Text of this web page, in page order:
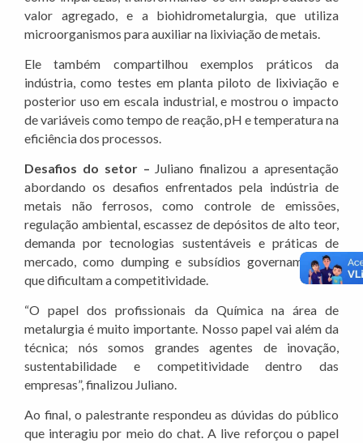
valor agregado, e a biohidrometalurgia, que utiliza
microorganismos para auxiliar na lixiviação de metais.
Ele também compartilhou exemplos práticos da
indústria, como testes em planta piloto de lixiviação e
posterior uso em escala industrial, e mostrou o impacto
de variáveis como tempo de reação, pH e temperatura na
eficiência dos processos.
Desafios do setor – Juliano finalizou a apresentação
abordando os desafios enfrentados pela indústria de
metais não ferrosos, como controle de emissões,
regulação ambiental, escassez de depósitos de alto teor,
demanda por tecnologias sustentáveis e práticas de
mercado, como dumping e subsídios governamentais,
que dificultam a competitividade.
“O papel dos profissionais da Química na área de
metalurgia é muito importante. Nosso papel vai além da
técnica; nós somos grandes agentes de inovação,
sustentabilidade e competitividade dentro das
empresas”, finalizou Juliano.
Ao final, o palestrante respondeu as dúvidas do público
que interagiu por meio do chat. A live reforçou o papel